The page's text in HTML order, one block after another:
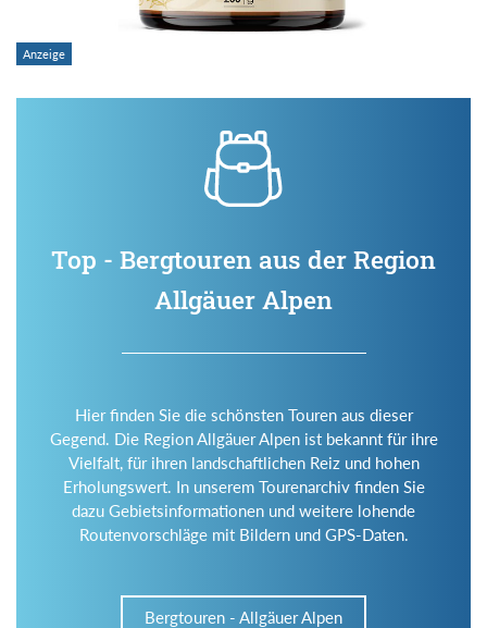
Top - Bergtouren aus der Region
Allgäuer Alpen
Hier finden Sie die schönsten Touren aus dieser
Gegend. Die Region Allgäuer Alpen ist bekannt für ihre
Vielfalt, für ihren landschaftlichen Reiz und hohen
Erholungswert. In unserem Tourenarchiv finden Sie
dazu Gebietsinformationen und weitere lohende
Routenvorschläge mit Bildern und GPS-Daten.
Bergtouren - Allgäuer Alpen